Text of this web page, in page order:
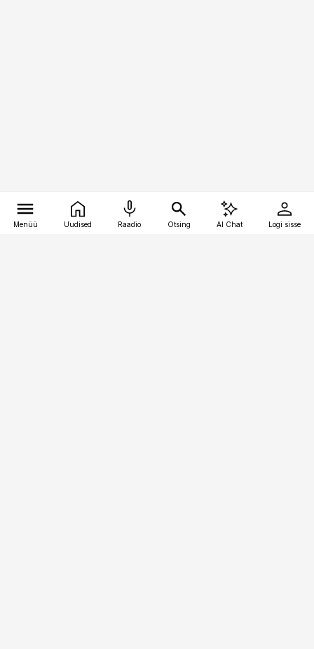
Menüü Uudised Raadio Otsing AI Chat Logi sisse